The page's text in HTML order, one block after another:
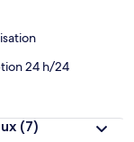
24 h/24
(7)